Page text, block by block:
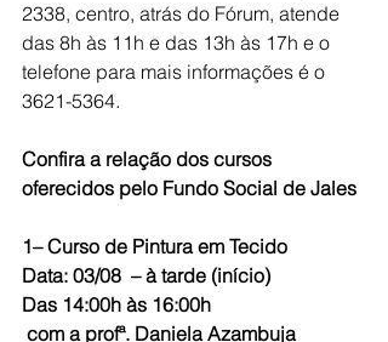
2338, centro, atrás do Fórum, atende
das 8h às 11h e das 13h às 17h e o
telefone para mais informações é o
3621-5364.
Confira a relação dos cursos
oferecidos pelo Fundo Social de Jales
1– Curso de Pintura em Tecido
Data: 03/08  – à tarde (início)
Das 14:00h às 16:00h
com a profª. Daniela Azambuja